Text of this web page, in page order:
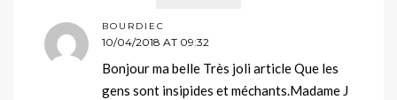
BOURDIEC
10/04/2018 AT 09:32
Bonjour ma belle Très joli article Que les
gens sont insipides et méchants.Madame J